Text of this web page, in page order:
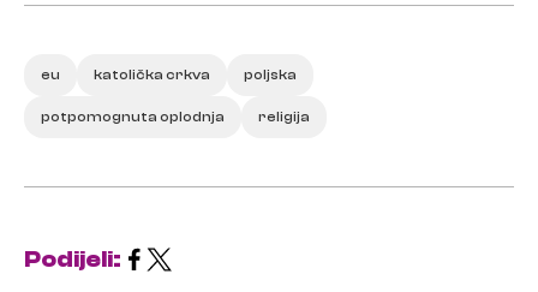
eu katolička crkva poljska
potpomognuta oplodnja religija
Podijeli: